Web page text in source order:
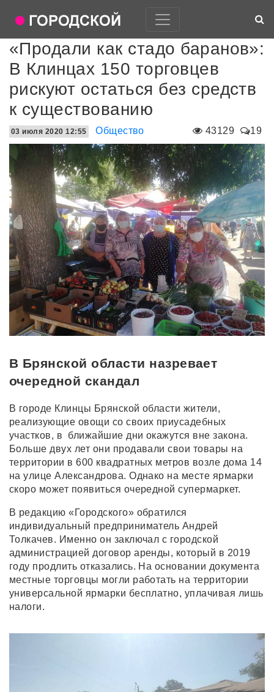
«Продали как стадо баранов»:
В Клинцах 150 торговцев
рискуют остаться без средств
к существованию
43129 19
03 июля 2020 12:55 Общество
В Брянской области назревает
очередной скандал
В городе Клинцы Брянской области жители,
реализующие овощи со своих приусадебных
участков, в ближайшие дни окажутся вне закона.
Больше двух лет они продавали свои товары на
территории в 600 квадратных метров возле дома 14
на улице Александрова. Однако на месте ярмарки
скоро может появиться очередной супермаркет.
В редакцию «Городского» обратился
индивидуальный предприниматель Андрей
Толкачев. Именно он заключал с городской
администрацией договор аренды, который в 2019
году продлить отказались. На основании документа
местные торговцы могли работать на территории
универсальной ярмарки бесплатно, уплачивая лишь
налоги.